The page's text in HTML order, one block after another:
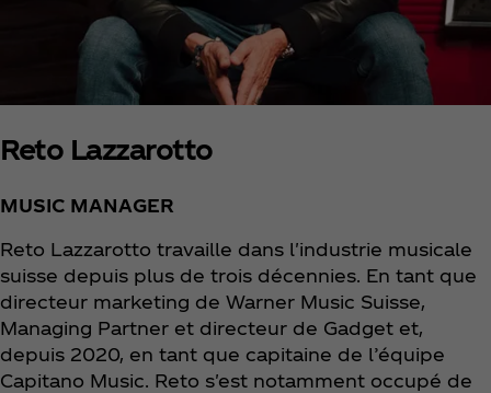
Reto Lazzarotto
MUSIC MANAGER
Reto Lazzarotto travaille dans l'industrie musicale
suisse depuis plus de trois décennies. En tant que
directeur marketing de Warner Music Suisse,
Managing Partner et directeur de Gadget et,
depuis 2020, en tant que capitaine de l’équipe
Capitano Music. Reto s'est notamment occupé de